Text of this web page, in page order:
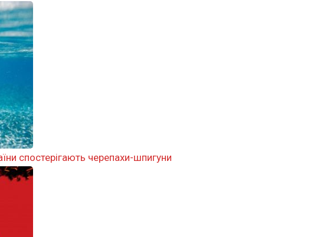
спостерігають черепахи-шпигуни